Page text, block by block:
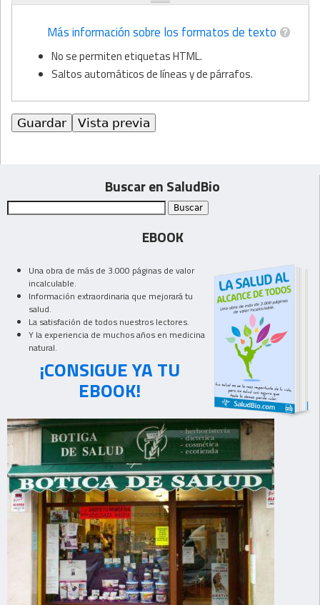
Más información sobre los formatos de texto
No se permiten etiquetas HTML.
Saltos automáticos de líneas y de párrafos.
Buscar en SaludBio
EBOOK
Una obra de más de 3.000 páginas de valor
incalculable.
Información extraordinaria que mejorará tu
salud.
La satisfación de todos nuestros lectores.
Y la experiencia de muchos años en medicina
natural.
¡CONSIGUE YA TU
EBOOK!